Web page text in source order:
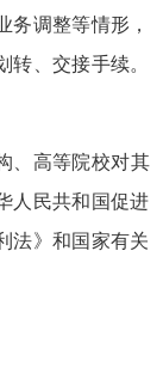
务调整等情形，
转、交接手续。
、高等院校对其
人民共和国促进
法》和国家有关